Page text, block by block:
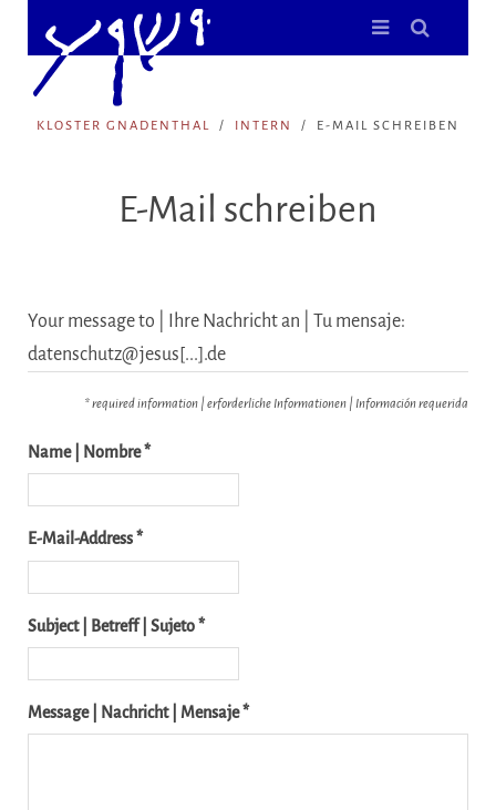
KLOSTER GNADENTHAL INTERN E-MAIL SCHREIBEN
E-Mail schreiben
Your message to | Ihre Nachricht an | Tu mensaje:
datenschutz@jesus[...].de
* required information | erforderliche Informationen | Información requerida
Name | Nombre *
E-Mail-Address *
Subject | Betreff | Sujeto *
Message | Nachricht | Mensaje *